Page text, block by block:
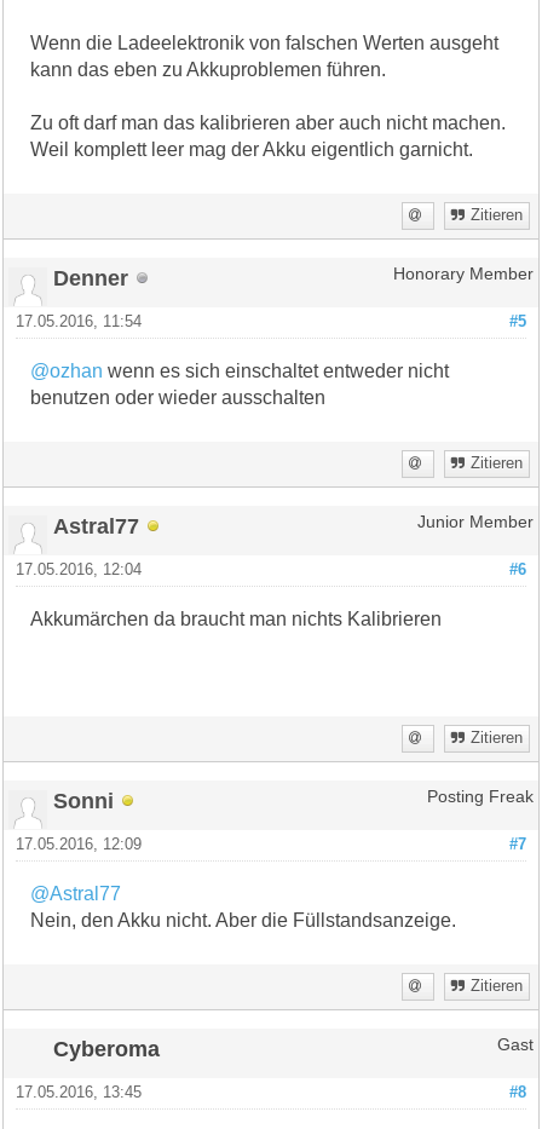
Wenn die Ladeelektronik von falschen Werten ausgeht
kann das eben zu Akkuproblemen führen.
Zu oft darf man das kalibrieren aber auch nicht machen.
Weil komplett leer mag der Akku eigentlich garnicht.
Zitieren
Denner Honorary Member
#5
17.05.2016, 11:54
@ozhan wenn es sich einschaltet entweder nicht
benutzen oder wieder ausschalten
Zitieren
Astral77 Junior Member
#6
17.05.2016, 12:04
Akkumärchen da braucht man nichts Kalibrieren
Zitieren
Sonni Posting Freak
#7
17.05.2016, 12:09
@Astral77
Nein, den Akku nicht. Aber die Füllstandsanzeige.
Zitieren
Cyberoma Gast
#8
17.05.2016, 13:45